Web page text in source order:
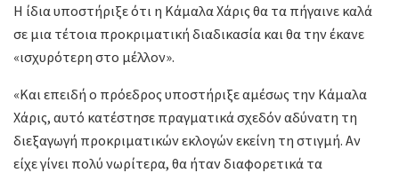
Η ίδια υποστήριξε ότι η Κάμαλα Χάρις θα τα πήγαινε καλά
σε μια τέτοια προκριματική διαδικασία και θα την έκανε
«ισχυρότερη στο μέλλον».
«Και επειδή ο πρόεδρος υποστήριξε αμέσως την Κάμαλα
Χάρις, αυτό κατέστησε πραγματικά σχεδόν αδύνατη τη
διεξαγωγή προκριματικών εκλογών εκείνη τη στιγμή. Αν
είχε γίνει πολύ νωρίτερα, θα ήταν διαφορετικά τα